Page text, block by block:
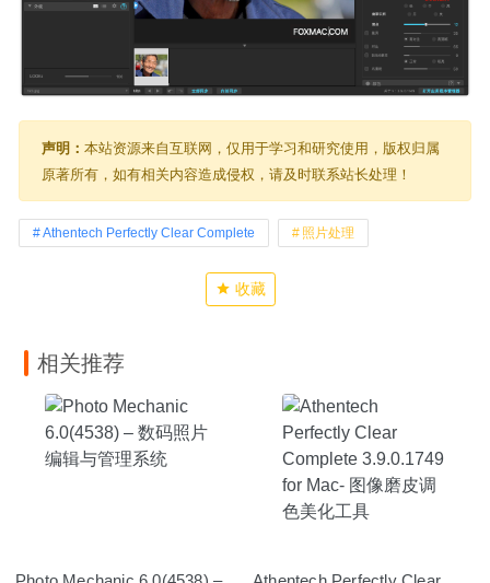
声明： 本站资源来自互联网，仅用于学习和研究使用，版权归属
原著所有，如有相关内容造成侵权，请及时联系站长处理！
Athentech Perfectly Clear Complete 照片处理
收藏
相关推荐